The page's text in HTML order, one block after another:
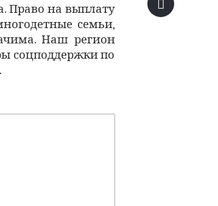
Право на выплату
семьи,
Наш регион
соцподдержки по